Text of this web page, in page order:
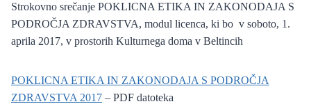
Strokovno srečanje POKLICNA ETIKA IN ZAKONODAJA S
PODROČJA ZDRAVSTVA, modul licenca, ki bo v soboto, 1.
aprila 2017, v prostorih Kulturnega doma v Beltincih
POKLICNA ETIKA IN ZAKONODAJA S PODROČJA
ZDRAVSTVA 2017 – PDF datoteka